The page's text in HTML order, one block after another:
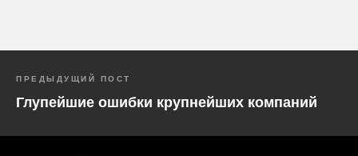
ПРЕДЫДУЩИЙ ПОСТ
Глупейшие ошибки крупнейших компаний